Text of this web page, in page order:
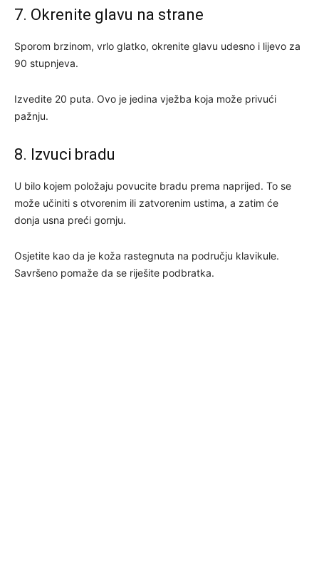
7. Okrenite glavu na strane
Sporom brzinom, vrlo glatko, okrenite glavu udesno i lijevo za
90 stupnjeva.
Izvedite 20 puta. Ovo je jedina vježba koja može privući
pažnju.
8. Izvuci bradu
U bilo kojem položaju povucite bradu prema naprijed. To se
može učiniti s otvorenim ili zatvorenim ustima, a zatim će
donja usna preći gornju.
Osjetite kao da je koža rastegnuta na području klavikule.
Savršeno pomaže da se riješite podbratka.